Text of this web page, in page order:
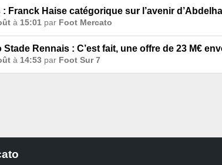
: Franck Haise catégorique sur l’avenir
à 15:01 par Foot Mercato
Stade Rennais : C’est fait, une offre de 23 M€
à 14:53 par Foot Sur 7